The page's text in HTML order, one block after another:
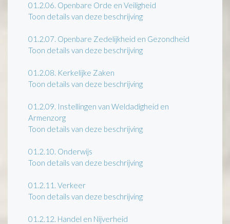
01.2.06. Openbare Orde en Veiligheid
Toon details van deze beschrijving
01.2.07. Openbare Zedelijkheid en Gezondheid
Toon details van deze beschrijving
01.2.08. Kerkelijke Zaken
Toon details van deze beschrijving
01.2.09. Instellingen van Weldadigheid en
Armenzorg
Toon details van deze beschrijving
01.2.10. Onderwijs
Toon details van deze beschrijving
01.2.11. Verkeer
Toon details van deze beschrijving
01.2.12. Handel en Nijverheid